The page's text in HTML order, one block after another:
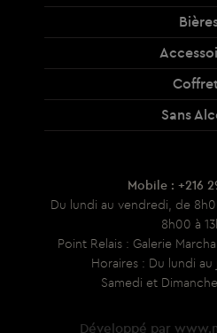
Sans
Mobile : +216
Du lundi au vendredi, de
8h00 à
Point Relais : Galerie
Horaires : Du lundi au
Samedi et
Développé par